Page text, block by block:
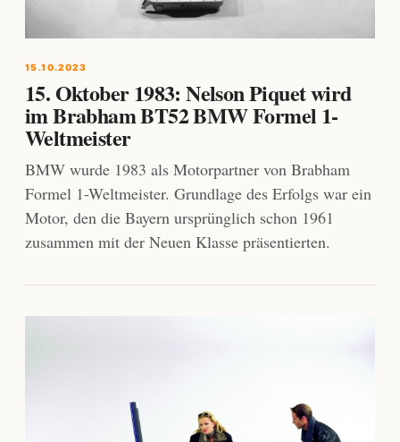
15.10.2023
15. Oktober 1983: Nelson Piquet wird
im Brabham BT52 BMW Formel 1-
Weltmeister
BMW wurde 1983 als Motorpartner von Brabham
Formel 1-Weltmeister. Grundlage des Erfolgs war ein
Motor, den die Bayern ursprünglich schon 1961
zusammen mit der Neuen Klasse präsentierten.